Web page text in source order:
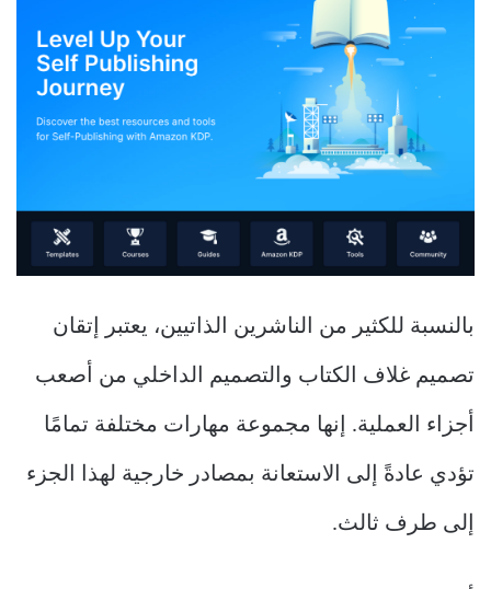
بالنسبة للكثير من الناشرين الذاتيين، يعتبر إتقان
تصميم غلاف الكتاب والتصميم الداخلي من أصعب
أجزاء العملية. إنها مجموعة مهارات مختلفة تمامًا
تؤدي عادةً إلى الاستعانة بمصادر خارجية لهذا الجزء
إلى طرف ثالث.